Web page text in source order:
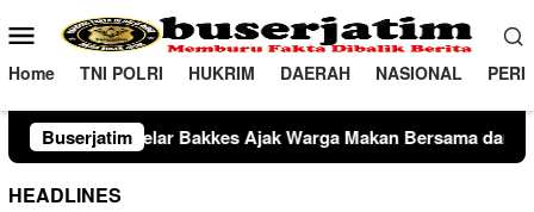
ke
konten
Menu
Mobile
Home TNI POLRI HUKRIM DAERAH NASIONAL
Buserjatim
Ajak Warga Makan Bersama dan Periksa Kesehatan
HEADLINES